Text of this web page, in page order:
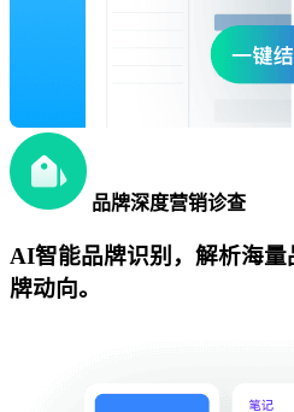
品牌深度营销诊查
AI智能品牌识别，解析海
牌动向。